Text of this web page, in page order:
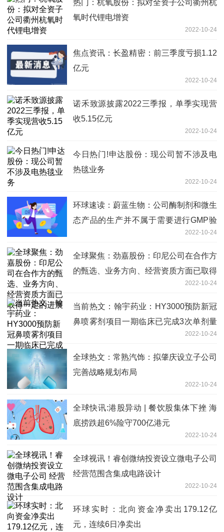
热门：杭氧股份：拟对全资子公司衢州杭
氧时代锂电增资
2022-10-24
焦点资讯：长盈精密：前三季度亏损1.12
亿元
2022-10-24
诺禾致源披露2022三季报，单季实现营
收5.15亿元
2022-10-24
今日热门!申达股份：现公司暂不涉及电
热毯业务
2022-10-24
环球速读：蔚蓝生物：公司酶制剂和微生
态产品的生产并不属于需要进行GMP验
2022-10-24
全球聚焦：劲嘉股份：印尼公司在合作方
的甄选、业务方向、经营资质方面已取得
2022-10-24
当前热文：翰宇药业：HY3000预防新冠
鼻喷雾剂项目一期临床已完成3次单剂量
2022-10-24
全球热文：常熟汽饰：拟肇庆设立子公司
完善战略规划布局
2022-10-24
全球快讯:港股异动 | 餐饮股集体下挫 海
底捞跌超6%险守700亿港元
2022-10-24
全球视讯！睿创微纳投资设立微电子公司
经营范围含集成电路设计
2022-10-24
环球实时：北向资金净卖出179.12亿
元，连续6日净卖出